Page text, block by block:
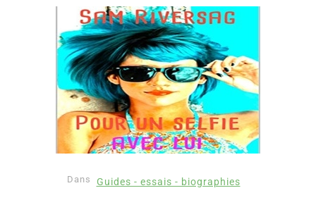
Dans Guides - essais - biographies